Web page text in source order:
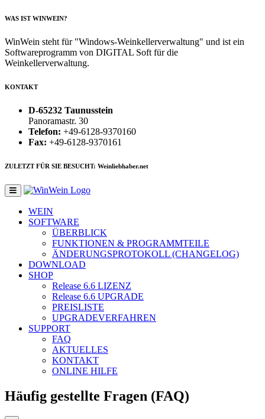
WAS IST WINWEIN?
WinWein steht für "Windows-Weinkellerverwaltung" und ist ein
Softwareprogramm von DIGITAL Soft für die
Weinkellerverwaltung.
KONTAKT
D-65232 Taunusstein
Panoramastr. 30
Telefon: +49-6128-9370160
Fax: +49-6128-9370161
ZULETZT FÜR SIE BESUCHT: Weinliebhaber.net
WEIN
SOFTWARE
ÜBERBLICK
FUNKTIONEN & PROGRAMMTEILE
ÄNDERUNGSPROTOKOLL (CHANGELOG)
DOWNLOAD
SHOP
Release 6.6 LIZENZ
Release 6.6 UPGRADE
PREISLISTE
UPGRADEVERFAHREN
SUPPORT
FAQ
AKTUELLES
KONTAKT
ONLINE HILFE
Häufig gestellte Fragen (FAQ)